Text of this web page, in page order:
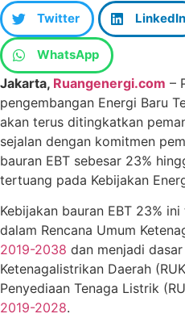
Twitter LinkedIn
WhatsApp
Jakarta, Ruangenergi.com –
pengembangan Energi Baru
akan terus ditingkatkan
sejalan dengan komitmen
bauran EBT sebesar 23%
tertuang pada Kebijakan
Kebijakan bauran EBT 23%
dalam Rencana Umum
2019-2038 dan menjadi
Ketenagalistrikan Daerah
Penyediaan Tenaga Listrik
2019-2028.